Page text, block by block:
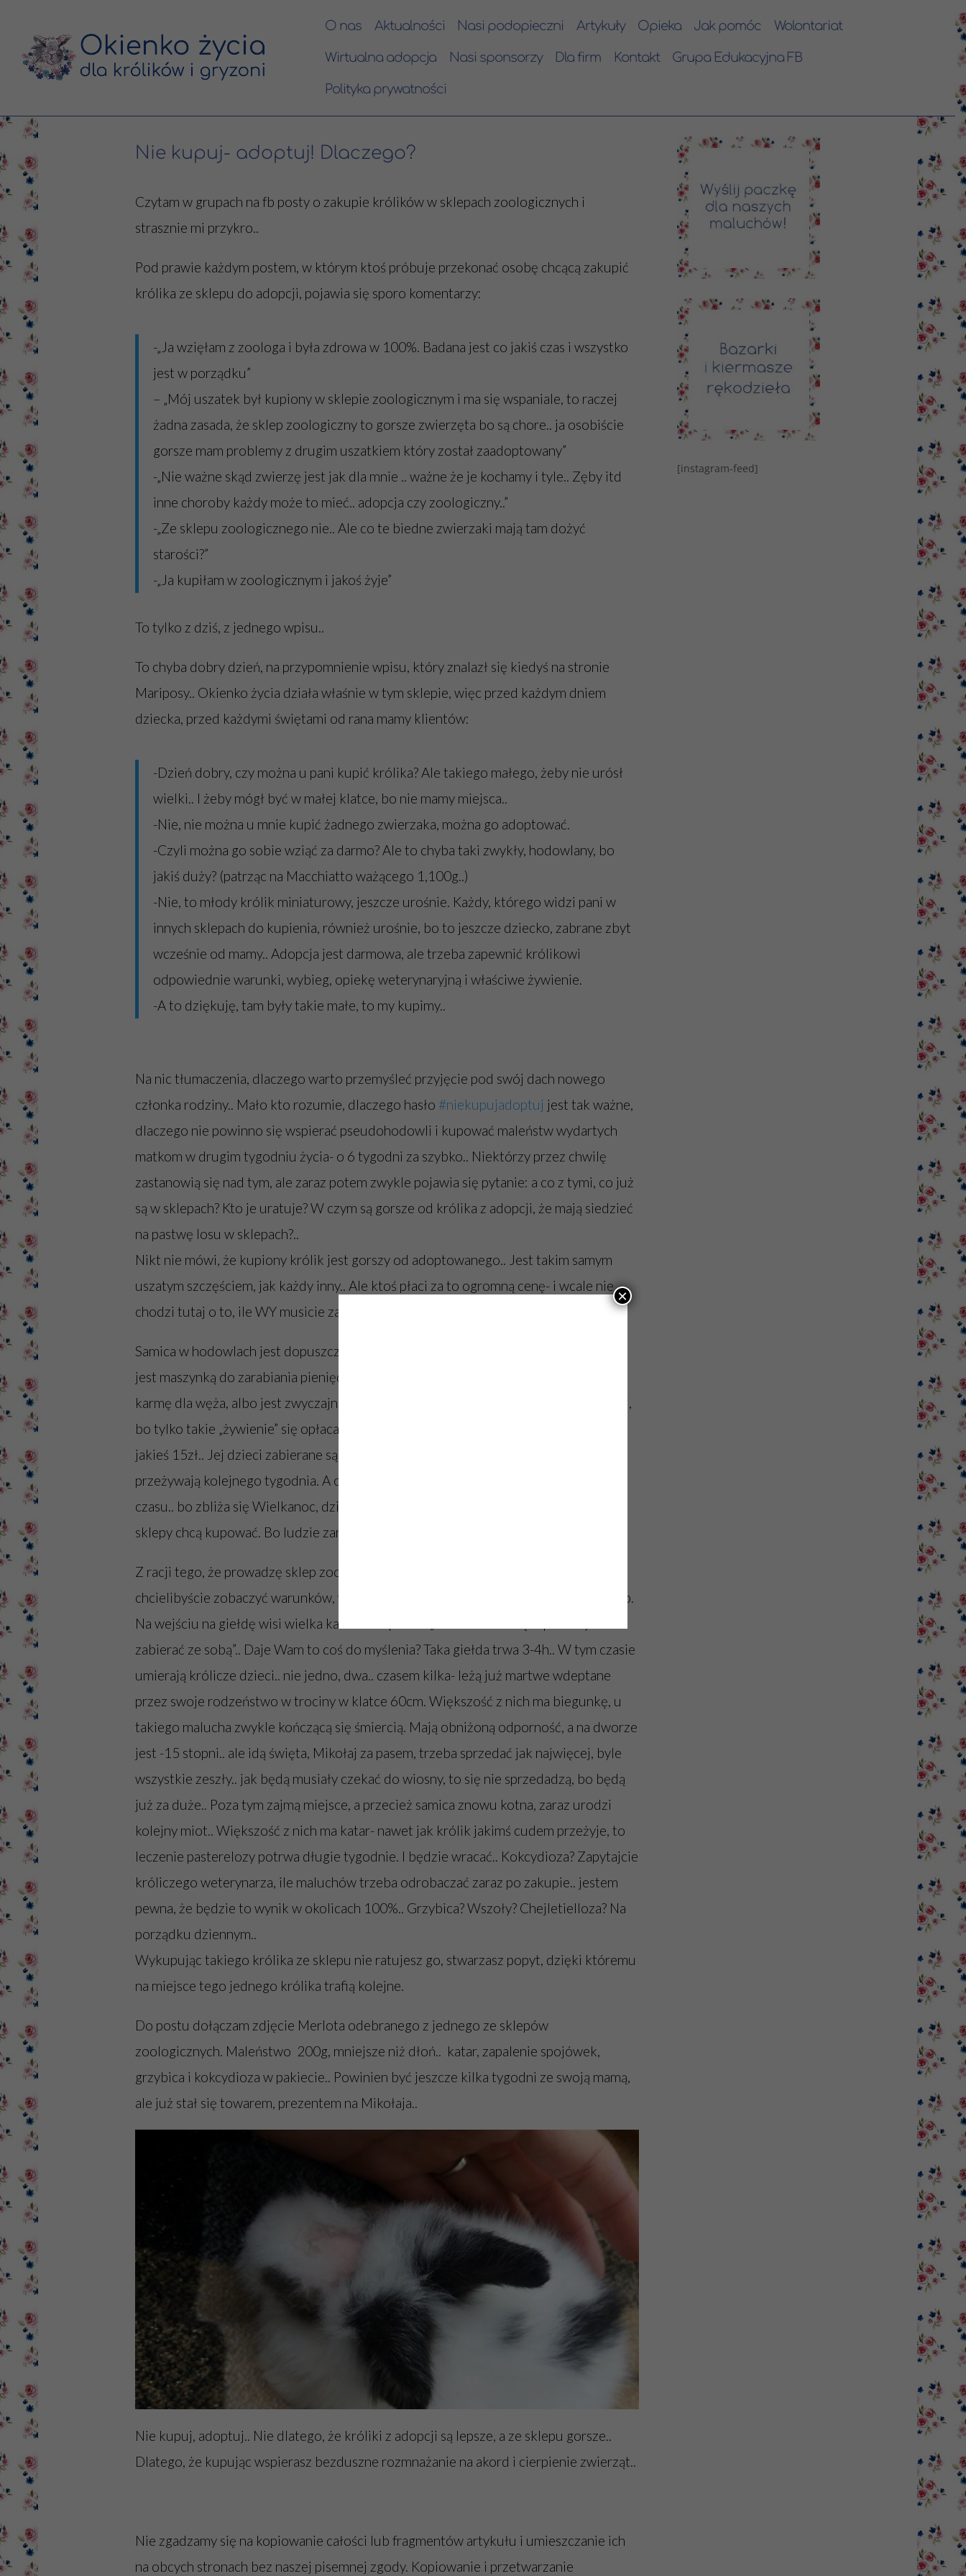
O nas Aktualności Nasi podopieczni Artykuły Opieka Jak pomóc Wolontariat
Wirtualna adopcja Nasi sponsorzy Dla firm Kontakt Grupa Edukacyjna FB
Polityka prywatności
Nie kupuj- adoptuj! Dlaczego?
Czytam w grupach na fb posty o zakupie królików w sklepach zoologicznych i
strasznie mi przykro..
Pod prawie każdym postem, w którym ktoś próbuje przekonać osobę chcącą zakupić
królika ze sklepu do adopcji, pojawia się sporo komentarzy:
-„Ja wzięłam z zoologa i była zdrowa w 100%. Badana jest co jakiś czas i wszystko
jest w porządku”
– „Mój uszatek był kupiony w sklepie zoologicznym i ma się wspaniale, to raczej
żadna zasada, że sklep zoologiczny to gorsze zwierzęta bo są chore.. ja osobiście
gorsze mam problemy z drugim uszatkiem który został zaadoptowany”
-„Nie ważne skąd zwierzę jest jak dla mnie .. ważne że je kochamy i tyle.. Zęby itd
inne choroby każdy może to mieć.. adopcja czy zoologiczny..”
-„Ze sklepu zoologicznego nie.. Ale co te biedne zwierzaki mają tam dożyć
starości?”
-„Ja kupiłam w zoologicznym i jakoś żyje”
To tylko z dziś, z jednego wpisu..
To chyba dobry dzień, na przypomnienie wpisu, który znalazł się kiedyś na stronie
Mariposy.. Okienko życia działa właśnie w tym sklepie, więc przed każdym dniem
dziecka, przed każdymi świętami od rana mamy klientów:
-Dzień dobry, czy można u pani kupić królika? Ale takiego małego, żeby nie urósł
wielki.. I żeby mógł być w małej klatce, bo nie mamy miejsca..
-Nie, nie można u mnie kupić żadnego zwierzaka, można go adoptować.
-Czyli można go sobie wziąć za darmo? Ale to chyba taki zwykły, hodowlany, bo
jakiś duży? (patrząc na Macchiatto ważącego 1,100g..)
-Nie, to młody królik miniaturowy, jeszcze urośnie. Każdy, którego widzi pani w
innych sklepach do kupienia, również urośnie, bo to jeszcze dziecko, zabrane zbyt
wcześnie od mamy.. Adopcja jest darmowa, ale trzeba zapewnić królikowi
odpowiednie warunki, wybieg, opiekę weterynaryjną i właściwe żywienie.
-A to dziękuję, tam były takie małe, to my kupimy..
Na nic tłumaczenia, dlaczego warto przemyśleć przyjęcie pod swój dach nowego
członka rodziny.. Mało kto rozumie, dlaczego hasło #niekupujadoptuj jest tak ważne,
dlaczego nie powinno się wspierać pseudohodowli i kupować maleństw wydartych
matkom w drugim tygodniu życia- o 6 tygodni za szybko.. Niektórzy przez chwilę
zastanowią się nad tym, ale zaraz potem zwykle pojawia się pytanie: a co z tymi, co już
są w sklepach? Kto je uratuje? W czym są gorsze od królika z adopcji, że mają siedzieć
na pastwę losu w sklepach?..
Nikt nie mówi, że kupiony królik jest gorszy od adoptowanego.. Jest takim samym
uszatym szczęściem, jak każdy inny.. Ale ktoś płaci za to ogromną cenę- i wcale nie
chodzi tutaj o to, ile WY musicie za niego zapłacić..
Samica w hodowlach jest dopuszczana do samca jak tylko odkarmi poprzedni miot-
jest maszynką do zarabiania pieniędzy- jak tylko przestanie się rozmnażać, idzie na
karmę dla węża, albo jest zwyczajnie wyrzucana.. Do jedzenia dostaje owies i obierki,
bo tylko takie „żywienie” się opłaca hodowcy. Ile warte jest życie królika? W hurcie
jakieś 15zł.. Jej dzieci zabierane są po dwóch-trzech tygodniach życia i często nie
przeżywają kolejnego tygodnia. A ona już jest z samcem, bo nie można marnować
czasu.. bo zbliża się Wielkanoc, dzień dziecka, Boże Narodzenie, bo jest POPYT. Bo
sklepy chcą kupować. Bo ludzie zamawiają konkretny kolor, rasę, wielkość..
Z racji tego, że prowadzę sklep zoologiczny bywam na giełdach zoologicznych.. Nie
chcielibyście zobaczyć warunków, w jakich króliki czekają na swój wyrok- czyli zakup.
Na wejściu na giełdę wisi wielka kartka z napisem: „Martwe zwierzęta prosimy
zabierać ze sobą”.. Daje Wam to coś do myślenia? Taka giełda trwa 3-4h.. W tym czasie
umierają królicze dzieci.. nie jedno, dwa.. czasem kilka- leżą już martwe wdeptane
przez swoje rodzeństwo w trociny w klatce 60cm. Większość z nich ma biegunkę, u
takiego malucha zwykle kończącą się śmiercią. Mają obniżoną odporność, a na dworze
jest -15 stopni.. ale idą święta, Mikołaj za pasem, trzeba sprzedać jak najwięcej, byle
wszystkie zeszły.. jak będą musiały czekać do wiosny, to się nie sprzedadzą, bo będą
już za duże.. Poza tym zajmą miejsce, a przecież samica znowu kotna, zaraz urodzi
kolejny miot.. Większość z nich ma katar- nawet jak królik jakimś cudem przeżyje, to
leczenie pasterelozy potrwa długie tygodnie. I będzie wracać.. Kokcydioza? Zapytajcie
króliczego weterynarza, ile maluchów trzeba odrobaczać zaraz po zakupie.. jestem
pewna, że będzie to wynik w okolicach 100%.. Grzybica? Wszoły? Chejletielloza? Na
porządku dziennym..
Wykupując takiego królika ze sklepu nie ratujesz go, stwarzasz popyt, dzięki któremu
na miejsce tego jednego królika trafią kolejne.
Do postu dołączam zdjęcie Merlota odebranego z jednego ze sklepów
zoologicznych. Maleństwo 200g, mniejsze niż dłoń.. katar, zapalenie spojówek,
grzybica i kokcydioza w pakiecie.. Powinien być jeszcze kilka tygodni ze swoją mamą,
ale już stał się towarem, prezentem na Mikołaja..
Nie kupuj, adoptuj.. Nie dlatego, że króliki z adopcji są lepsze, a ze sklepu gorsze..
Dlatego, że kupując wspierasz bezduszne rozmnażanie na akord i cierpienie zwierząt..
Nie zgadzamy się na kopiowanie całości lub fragmentów artykułu i umieszczanie ich
na obcych stronach bez naszej pisemnej zgody. Kopiowanie i przetwarzanie
[instagram-feed]
×